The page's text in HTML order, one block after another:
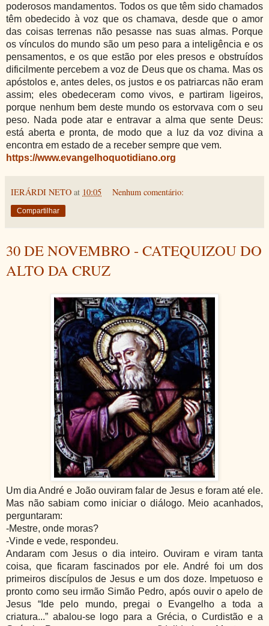
poderosos mandamentos. Todos os que têm sido chamados
têm obedecido à voz que os chamava, desde que o amor
das coisas terrenas não pesasse nas suas almas. Porque
os vínculos do mundo são um peso para a inteligência e os
pensamentos, e os que estão por eles presos e obstruídos
dificilmente percebem a voz de Deus que os chama. Mas os
apóstolos e, antes deles, os justos e os patriarcas não eram
assim; eles obedeceram como vivos, e partiram ligeiros,
porque nenhum bem deste mundo os estorvava com o seu
peso. Nada pode atar e entravar a alma que sente Deus:
está aberta e pronta, de modo que a luz da voz divina a
encontra em estado de a receber sempre que vem.
https://www.evangelhoquotidiano.org
IERÁRDI NETO at 10:05 Nenhum comentário:
Compartilhar
30 DE NOVEMBRO - CATEQUIZOU DO
ALTO DA CRUZ
Um dia André e João ouviram falar de Jesus e foram até ele.
Mas não sabiam como iniciar o diálogo. Meio acanhados,
perguntaram:
-Mestre, onde moras?
-Vinde e vede, respondeu.
Andaram com Jesus o dia inteiro. Ouviram e viram tanta
coisa, que ficaram fascinados por ele. André foi um dos
primeiros discípulos de Jesus e um dos doze. Impetuoso e
pronto como seu irmão Simão Pedro, após ouvir o apelo de
Jesus “Ide pelo mundo, pregai o Evangelho a toda a
criatura...” abalou-se logo para a Grécia, o Curdistão e a